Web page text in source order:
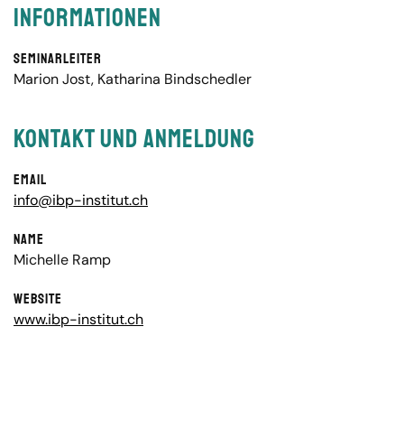
Informationen
Seminarleiter
Marion Jost, Katharina Bindschedler
Kontakt und Anmeldung
Email
info@ibp-institut.ch
Name
Michelle Ramp
Website
www.ibp-institut.ch